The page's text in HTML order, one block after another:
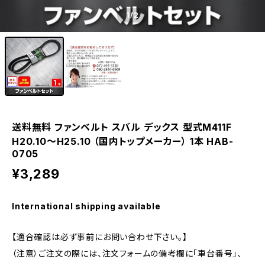
1/2
送料無料 ファンベルト スバル デックス 型式M411F
H20.10～H25.10 （国内トップメーカー） 1本 HAB-
0705
¥3,289
International shipping available
【適合確認は必ず事前にお問い合わせ下さい。】
（注意）ご注文の際には、注文フォームの備考欄に「車台番号」、